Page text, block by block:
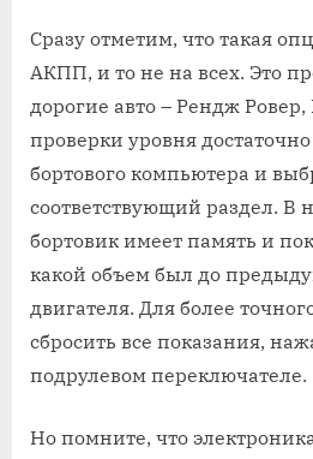
Сразу отметим, что такая
АКПП, и то не на всех. Это
дорогие авто – Рендж
проверки уровня
бортового компьютера и
соответствующий раздел. В
бортовик имеет память и
какой объем был до
двигателя. Для более
сбросить все показания,
подрулевом переключателе.
Но помните, что